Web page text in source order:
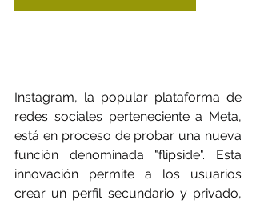
Instagram, la popular plataforma de
redes sociales perteneciente a Meta,
está en proceso de probar una nueva
función denominada "flipside". Esta
innovación permite a los usuarios
crear un perfil secundario y privado,